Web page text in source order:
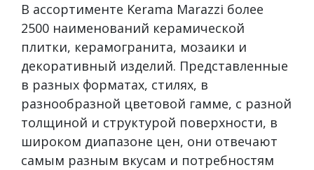
В ассортименте Kerama Marazzi более
2500 наименований керамической
плитки, керамогранита, мозаики и
декоративный изделий. Представленные
в разных форматах, стилях, в
разнообразной цветовой гамме, с разной
толщиной и структурой поверхности, в
широком диапазоне цен, они отвечают
самым разным вкусам и потребностям